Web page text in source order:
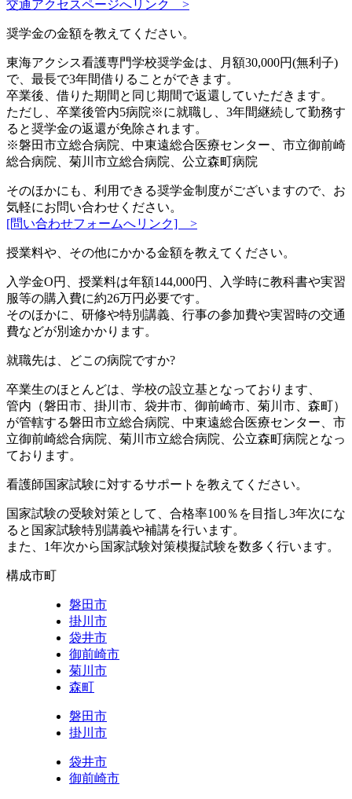
交通アクセスページへリンク >
奨学金の金額を教えてください。
東海アクシス看護専門学校奨学金は、月額30,000円(無利子)
で、最長で3年間借りることができます。
卒業後、借りた期間と同じ期間で返還していただきます。
ただし、卒業後管内5病院※に就職し、3年間継続して勤務す
ると奨学金の返還が免除されます。
※磐田市立総合病院、中東遠総合医療センター、市立御前崎
総合病院、菊川市立総合病院、公立森町病院
そのほかにも、利用できる奨学金制度がございますので、お
気軽にお問い合わせください。
[問い合わせフォームへリンク] >
授業料や、その他にかかる金額を教えてください。
入学金O円、授業料は年額144,000円、入学時に教科書や実習
服等の購入費に約26万円必要です。
そのほかに、研修や特別講義、行事の参加費や実習時の交通
費などが別途かかります。
就職先は、どこの病院ですか?
卒業生のほとんどは、学校の設立基となっております、
管内（磐田市、掛川市、袋井市、御前崎市、菊川市、森町）
が管轄する磐田市立総合病院、中東遠総合医療センター、市
立御前崎総合病院、菊川市立総合病院、公立森町病院となっ
ております。
看護師国家試験に対するサポートを教えてください。
国家試験の受験対策として、合格率100％を目指し3年次にな
ると国家試験特別講義や補講を行います。
また、1年次から国家試験対策模擬試験を数多く行います。
構成市町
磐田市
掛川市
袋井市
御前崎市
菊川市
森町
磐田市
掛川市
袋井市
御前崎市